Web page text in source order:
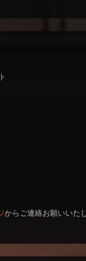
からご連絡お願いいた